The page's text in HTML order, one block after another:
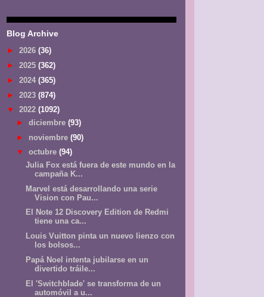
Blog Archive
► 2026 (36)
► 2025 (362)
► 2024 (365)
► 2023 (874)
▼ 2022 (1092)
► diciembre (93)
► noviembre (90)
▼ octubre (94)
Julia Fox está fuera de este mundo en la
campaña K...
Marvel está desarrollando una serie
Vision con Pau...
El Note 12 Discovery Edition de Redmi
tiene una ca...
Louis Vuitton pinta un nuevo lienzo con
los bolsos...
Papá Noel intenta jubilarse en un
divertido tráile...
El 'Switchblade' se transforma de un
automóvil a u...